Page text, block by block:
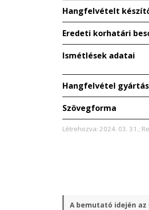
Hangfelvételt
Eredeti korhatári
Ismétlések adatai
Hangfelvétel
Szövegforma
Létrehozva: 2024. 03. 31.;
A bemutató idején az